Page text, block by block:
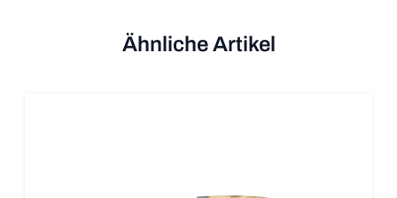
Ähnliche Artikel